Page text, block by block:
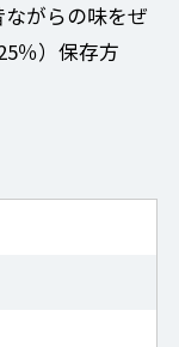
がらの味をぜ
％）保存方